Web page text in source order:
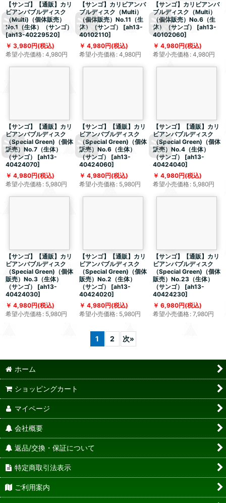
【サンゴ】【通販】カリ
ビアンバブルディスク
（Multi)（個体販売）
No.1（生体）（サンゴ）
[ah13-40229520]
3,980円(税込)
希望小売価格: 4,980円
【サンゴ】カリビアンバ
ブルディスク（Multi）
（個体販売）No.11（生
体）（サンゴ）
[ah13-
40102110]
4,980円(税込)
希望小売価格: 4,980円
【サンゴ】カリビアンバ
ブルディスク（Multi）
（個体販売）No.6（生
体）（サンゴ）
[ah13-
40102060]
4,980円(税込)
希望小売価格: 4,980円
【サンゴ】【通販】カリ
ビアンバブルディスク
（Special Green)（個体
販売）No.7（生体）
（サンゴ）
[ah13-
40424070]
4,980円(税込)
希望小売価格: 5,980円
【サンゴ】【通販】カリ
ビアンバブルディスク
（Special Green)（個体
販売）No.6（生体）
（サンゴ）
[ah13-
40424060]
4,980円(税込)
希望小売価格: 5,980円
【サンゴ】【通販】カリ
ビアンバブルディスク
（Special Green)（個体
販売）No.4（生体）
（サンゴ）
[ah13-
40424040]
4,980円(税込)
希望小売価格: 5,980円
【サンゴ】【通販】カリ
ビアンバブルディスク
（Special Green)（個体
販売）No.3（生体）
（サンゴ）
[ah13-
40424030]
4,980円(税込)
希望小売価格: 5,980円
【サンゴ】【通販】カリ
ビアンバブルディスク
（Special Green)（個体
販売）No.2（生体）
（サンゴ）
[ah13-
40424020]
4,980円(税込)
希望小売価格: 5,980円
【サンゴ】【通販】カリ
ビアンバブルディスク
（Special Green)（個体
販売）No.23（生体）
（サンゴ）
[ah13-
40424230]
6,980円(税込)
希望小売価格: 7,980円
1 2 次»
ホーム
ショッピングカート
マイページ
会社概要
返品/交換・保証について
特定商取引法表示
ご利用案内